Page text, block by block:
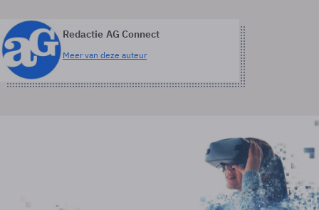
Redactie AG Connect
Meer van deze auteur